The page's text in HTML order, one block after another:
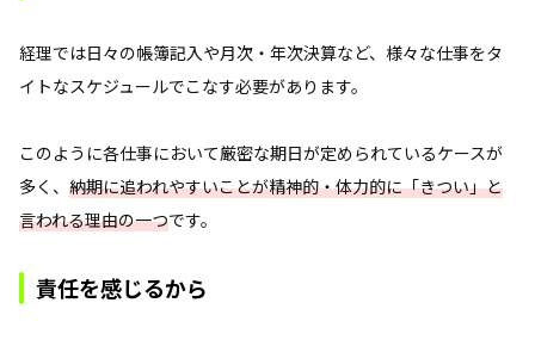
経理では日々の帳簿記入や月次・年次決算など、様々な仕事をタ
イトなスケジュールでこなす必要があります。
このように各仕事において厳密な期日が定められているケースが
多く、 納期に追われやすいことが精神的・体力的に「きつい」と
言われる理由の一つです。
責任を感じるから